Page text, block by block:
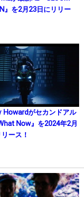
』を2月23日にリリー
Howardがセカンドアル
Now』を2024年2月
ース！